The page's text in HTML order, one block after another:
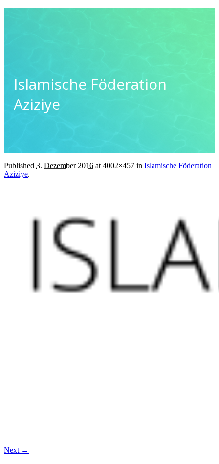
Islamische Föderation
Aziziye
Published 3. Dezember 2016 at 4002×457 in Islamische Föderation
Aziziye.
Next →